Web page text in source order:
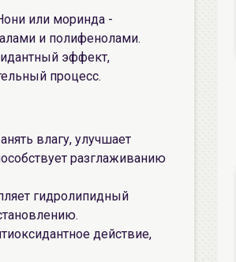
или моринда -
и полифенолами.
эффект,
процесс.
влагу, улучшает
разглаживанию
гидролипидный
действие,